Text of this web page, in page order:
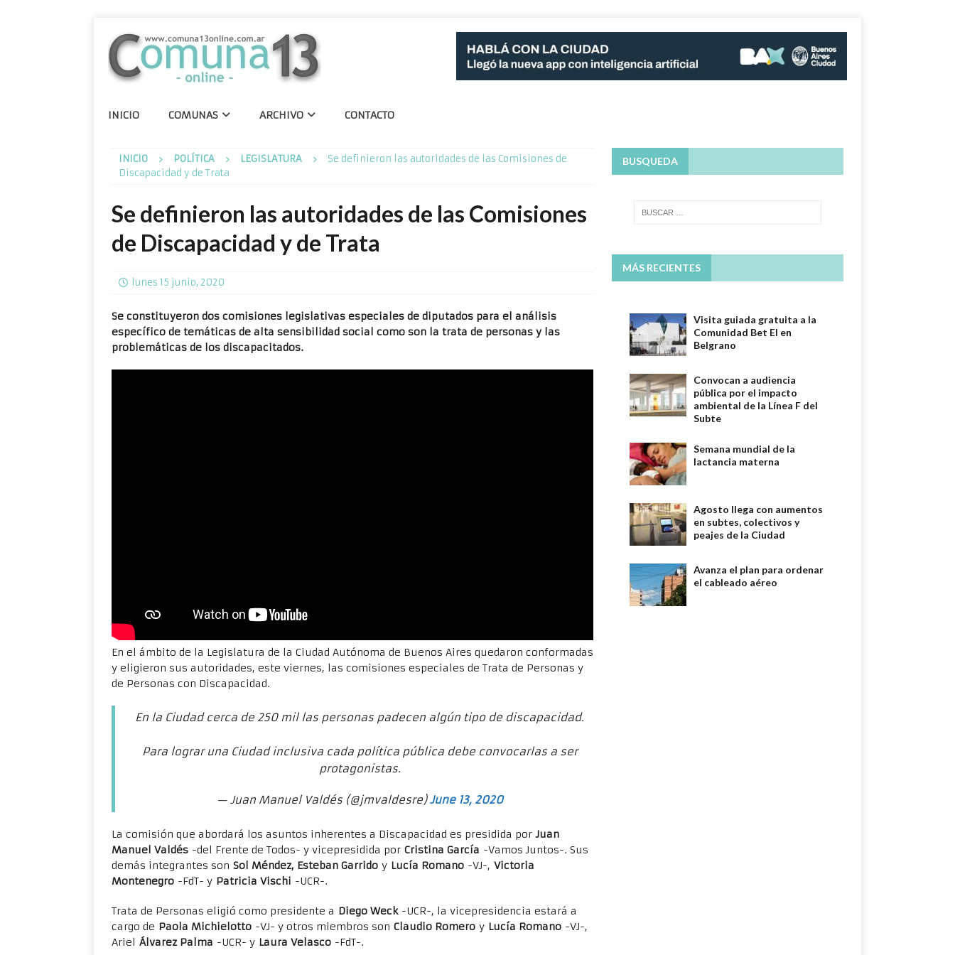
INICIO COMUNAS ARCHIVO CONTACTO
INICIO POLÍTICA LEGISLATURA
Se definieron las autoridades de las Comisiones de
Discapacidad y de Trata
Se definieron las autoridades de las Comisiones
de Discapacidad y de Trata
lunes 15 junio, 2020
Se constituyeron dos comisiones legislativas especiales de diputados para el análisis
específico de temáticas de alta sensibilidad social como son la trata de personas y las
problemáticas de los discapacitados.
En el ámbito de la Legislatura de la Ciudad Autónoma de Buenos Aires quedaron conformadas
y eligieron sus autoridades, este viernes, las comisiones especiales de Trata de Personas y
de Personas con Discapacidad.
En la Ciudad cerca de 250 mil las personas padecen algún tipo de discapacidad.
Para lograr una Ciudad inclusiva cada política pública debe convocarlas a ser
protagonistas.
— Juan Manuel Valdés (@jmvaldesre)June 13, 2020
La comisión que abordará los asuntos inherentes a Discapacidad es presidida porJuan
Manuel Valdés -del Frente de Todos- y vicepresidida por Cristina García -Vamos Juntos-. Sus
demás integrantes son Sol Méndez, Esteban Garrido y Lucía Romano -VJ-, Victoria
Montenegro -FdT- y Patricia Vischi -UCR-.
Trata de Personas eligió como presidente a Diego Weck-UCR-, la vicepresidencia estará a
cargo de Paola Michielotto -VJ- y otros miembros son Claudio Romero y Lucía Romano -VJ-,
Ariel Álvarez Palma -UCR- y Laura Velasco -FdT-.
BUSQUEDA
MÁS RECIENTES
Visita guiada gratuita a la
Comunidad Bet El en
Belgrano
Convocan a audiencia
pública por el impacto
ambiental de la Línea F del
Subte
Semana mundial de la
lactancia materna
Agosto llega con aumentos
en subtes, colectivos y
peajes de la Ciudad
Avanza el plan para ordenar
el cableado aéreo